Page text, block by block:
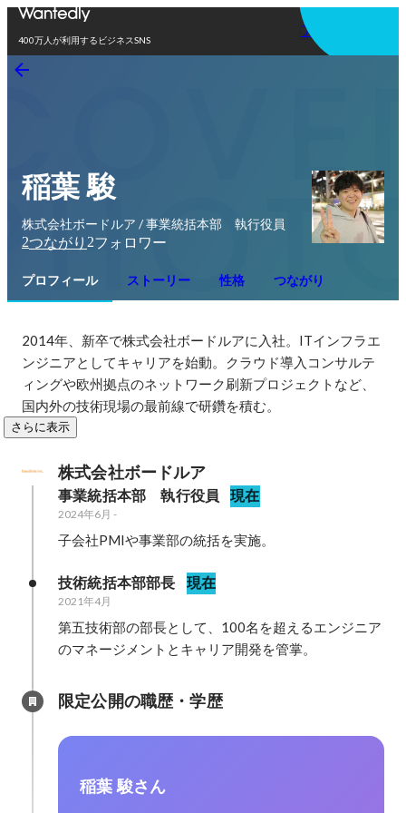
400万人が利用するビジネスSNS
アプリを使う
稲葉 駿
株式会社ボードルア / 事業統括本部 執行役員
2つながり 2フォロワー
プロフィール ストーリー 性格 つながり
2014年、新卒で株式会社ボードルアに入社。ITインフラエ
ンジニアとしてキャリアを始動。クラウド導入コンサルテ
ィングや欧州拠点のネットワーク刷新プロジェクトなど、
国内外の技術現場の最前線で研鑽を積む。
さらに表示
株式会社ボードルア
事業統括本部　執行役員 現在
2024年6月 -
子会社PMIや事業部の統括を実施。
技術統括本部部長 現在
2021年4月
第五技術部の部長として、100名を超えるエンジニア
のマネージメントとキャリア開発を管掌。
限定公開の職歴・学歴
稲葉 駿さん